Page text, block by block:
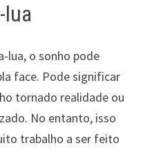
lua
lua, o sonho pode
face. Pode significar
tornado realidade ou
No entanto, isso
trabalho a ser feito